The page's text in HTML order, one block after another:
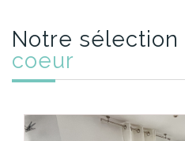
Notre sélection
coeur